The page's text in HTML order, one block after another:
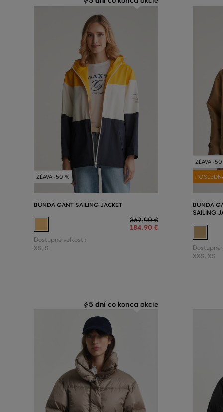
ZĽAVA -50 %
BUNDA GANT SAILING JACKET
369,90 €
184,90 €
Dostupné veľkosti:
XS, S
ZĽAVA -
BUNDA
SAILING
Dostupné
XXS, XS
5 dní do konca akcie